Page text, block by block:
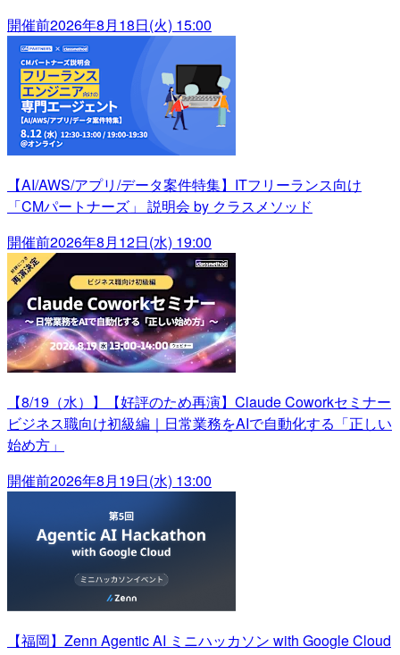
開催前2026年8月18日(火) 15:00
【AI/AWS/アプリ/データ案件特集】ITフリーランス向け
「CMパートナーズ」 説明会 by クラスメソッド
開催前2026年8月12日(水) 19:00
【8/19（水）】【好評のため再演】Claude Coworkセミナー
ビジネス職向け初級編｜日常業務をAIで自動化する「正しい
始め方」
開催前2026年8月19日(水) 13:00
【福岡】Zenn Agentic AI ミニハッカソン with Google Cloud